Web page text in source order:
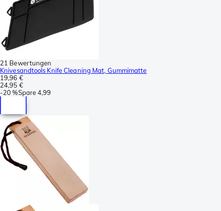
21 Bewertungen
Knivesandtools Knife Cleaning Mat, Gummimatte
19,96 €
24,95 €
-20 %Spare4,99